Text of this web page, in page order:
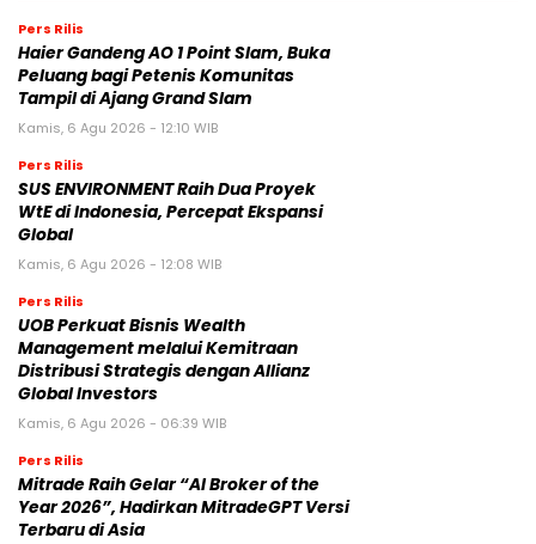
Pers Rilis
Haier Gandeng AO 1 Point Slam, Buka
Peluang bagi Petenis Komunitas
Tampil di Ajang Grand Slam
Kamis, 6 Agu 2026 - 12:10 WIB
Pers Rilis
SUS ENVIRONMENT Raih Dua Proyek
WtE di Indonesia, Percepat Ekspansi
Global
Kamis, 6 Agu 2026 - 12:08 WIB
Pers Rilis
UOB Perkuat Bisnis Wealth
Management melalui Kemitraan
Distribusi Strategis dengan Allianz
Global Investors
Kamis, 6 Agu 2026 - 06:39 WIB
Pers Rilis
Mitrade Raih Gelar “AI Broker of the
Year 2026”, Hadirkan MitradeGPT Versi
Terbaru di Asia